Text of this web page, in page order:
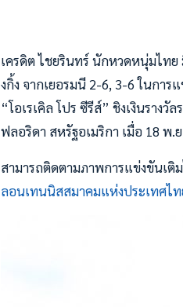
เครดิต ไชยรินทร์ นักหวดหนุ่มไทย
งกิ้ง จากเยอรมนี 2-6, 3-6 ในการ
“โอเรเคิล โปร ซีรีส์” ชิงเงินราง
ฟลอริดา สหรัฐอเมริกา เมื่อ 18 พ.
สามารถติดตามภาพการแข่งขันเ
ลอนเทนนิสสมาคมแห่งประเทศไ